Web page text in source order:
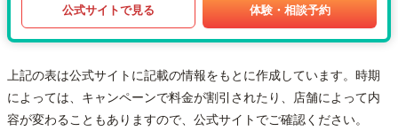
公式サイトで見る 体験・相談予約
上記の表は公式サイトに記載の情報をもとに作成しています。時期
によっては、キャンペーンで料金が割引されたり、店舗によって内
容が変わることもありますので、公式サイトでご確認ください。